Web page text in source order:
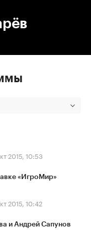
2015, 10:53
«ИгроМир»
2015, 10:42
и Андрей Сапунов